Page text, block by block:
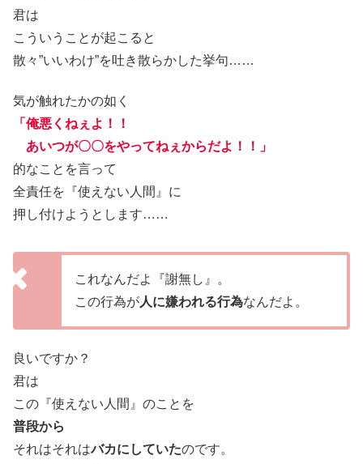
君は
こういうことが起こると
散々”いいわけ”を吐き散らかした挙句……
気が触れたかの如く
「俺悪くねぇよ！！
あいつが〇〇をやってねぇからだよ！！」
的なことを言って
全責任を『使えない人間』に
押し付けようとします……
これなんだよ『謝無し』。
この行為が人に嫌われる行為なんだよ。
良いですか？
君は
この『使えない人間』のことを
普段から
それはそれはバカにしていたのです。